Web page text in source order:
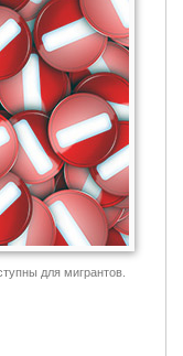
для мигрантов.